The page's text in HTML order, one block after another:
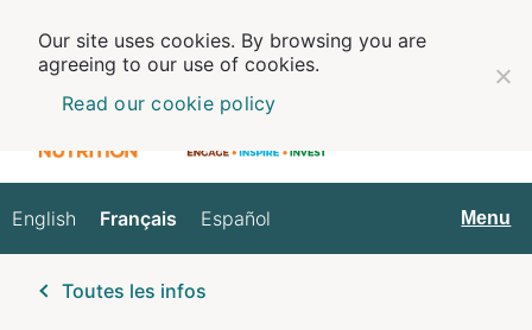
Français
English Français Español Menu
Toutes les infos
Our site uses cookies. By browsing you are
agreeing to our use of cookies.
Read our cookie policy